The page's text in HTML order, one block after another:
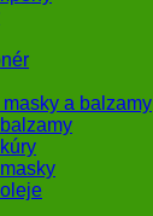
a balzamy